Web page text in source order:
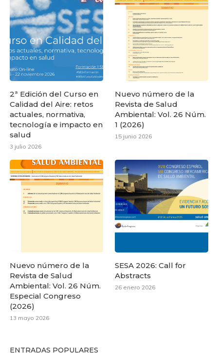
2ª Edición del Curso en
Calidad del Aire: retos
actuales, normativa,
tecnología e impacto en
salud
3 julio 2026
Nuevo número de la
Revista de Salud
Ambiental: Vol. 26 Núm.
1 (2026)
15 junio 2026
Nuevo número de la
Revista de Salud
Ambiental: Vol. 26 Núm.
Especial Congreso
(2026)
13 mayo 2026
SESA 2026: Call for
Abstracts
26 enero 2026
ENTRADAS POPULARES